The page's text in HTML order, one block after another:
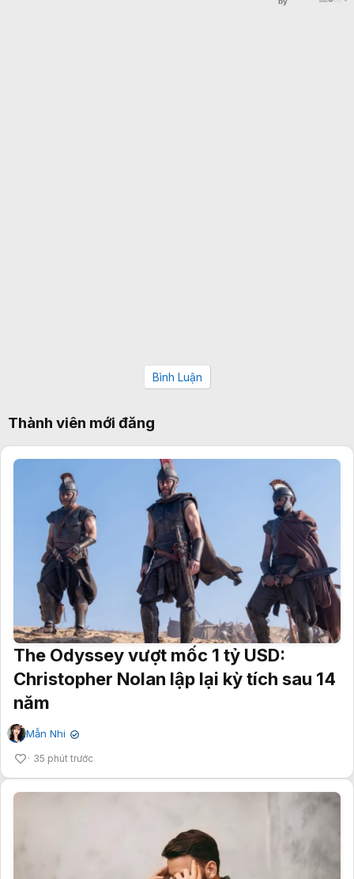
Bình Luận
Thành viên mới đăng
The Odyssey vượt mốc 1 tỷ USD:
Christopher Nolan lập lại kỳ tích sau 14
năm
Mẫn Nhi ✔
35 phút trước